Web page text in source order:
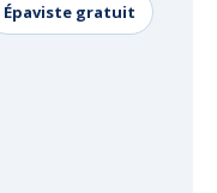
Épaviste gratuit